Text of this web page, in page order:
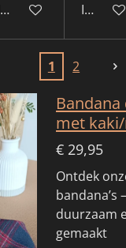
winkelwagenIn
1 2
met
€ 29,95
Ontdek
bandana’s
duurzaam
gemaakt